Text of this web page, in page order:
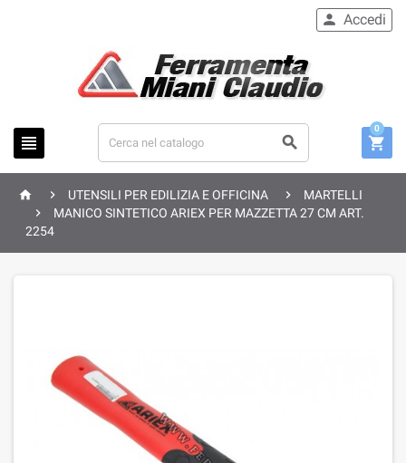
 
 Accedi

0
  UTENSILI PER EDILIZIA E OFFICINA 
MARTELLI

MANICO SINTETICO ARIEX PER MAZZETTA 27 CM ART.
2254